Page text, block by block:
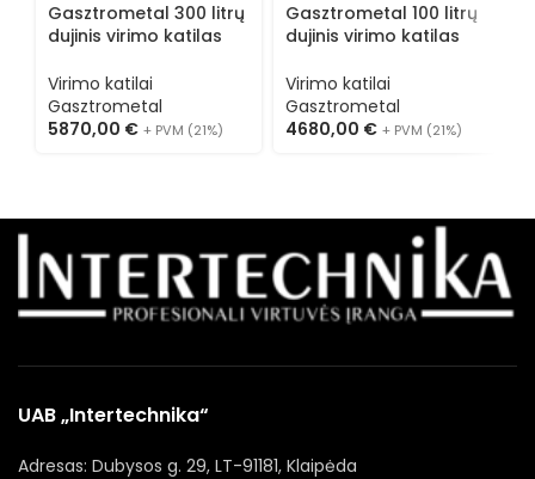
Gasztrometal 300 litrų
dujinis virimo katilas
Virimo katilai
Gasztrometal
5870,00 € + PVM (21%)
Gasztrometal 100 litrų
dujinis virimo katilas
Virimo katilai
Gasztrometal
4680,00 € + PVM (21%)
UAB „Intertechnika“
Adresas: Dubysos g. 29, LT-91181, Klaipėda